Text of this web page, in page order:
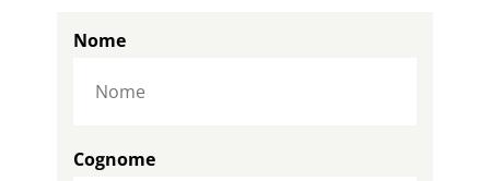
Nome
Cognome